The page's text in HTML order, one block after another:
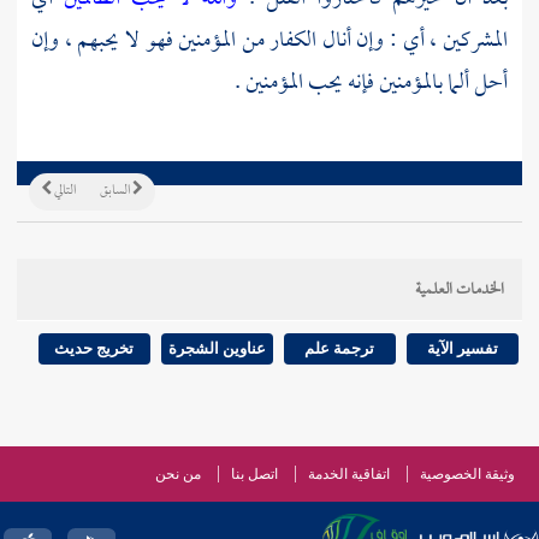
المشركين ، أي : وإن أنال الكفار من المؤمنين فهو لا يحبهم ، وإن
أحل ألما بالمؤمنين فإنه يحب المؤمنين .
التالي السابق
الخدمات العلمية
تفسير الآية ترجمة علم عناوين الشجرة تخريج حديث
وثيقة الخصوصية اتفاقية الخدمة اتصل بنا من نحن